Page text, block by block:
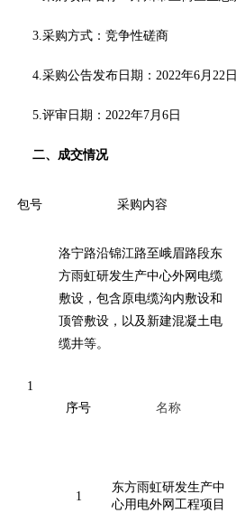
3.采购方式：竞争性磋商
4.采购公告发布日期：2022年6月22日
5.评审日期：2022年7月6日
二、成交情况
包号 采购内容
1
洛宁路沿锦江路至峨眉路段东
方雨虹研发生产中心外网电缆
敷设，包含原电缆沟内敷设和
顶管敷设，以及新建混凝土电
缆井等。
序号 名称
1
东方雨虹研发生产中
心用电外网工程项目